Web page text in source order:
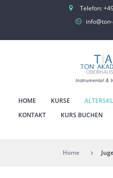
Telefon:
Instrumental &
HOME KURSE
KONTAKT
KURS BUCHEN
Home